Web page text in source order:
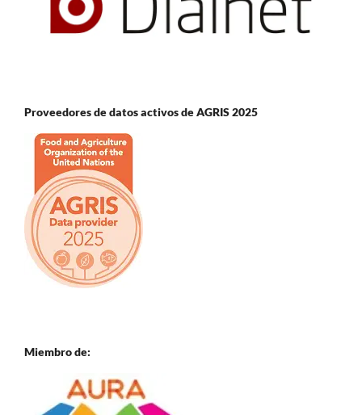
Proveedores de datos activos de AGRIS 2025
Miembro de: